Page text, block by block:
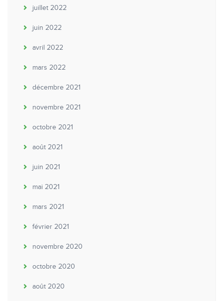
juillet 2022
juin 2022
avril 2022
mars 2022
décembre 2021
novembre 2021
octobre 2021
août 2021
juin 2021
mai 2021
mars 2021
février 2021
novembre 2020
octobre 2020
août 2020